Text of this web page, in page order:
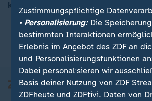
konnten sich aber letztendlich retten.
Zustimmungspflichtige
• Personalisierung:Die
bestimmten Interaktionen
Erlebnis im Angebot des ZDF an
und Personalisierungsfunktionen
Dabei personalisieren wir
Basis deiner Nutzung von ZDF
ZDFheute und ZDFtivi. Daten von